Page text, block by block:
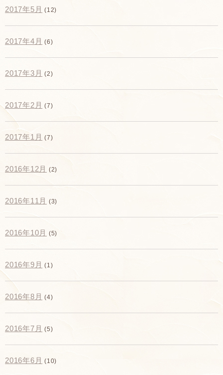
2017年5月 (12)
2017年4月 (6)
2017年3月 (2)
2017年2月 (7)
2017年1月 (7)
2016年12月 (2)
2016年11月 (3)
2016年10月 (5)
2016年9月 (1)
2016年8月 (4)
2016年7月 (5)
2016年6月 (10)